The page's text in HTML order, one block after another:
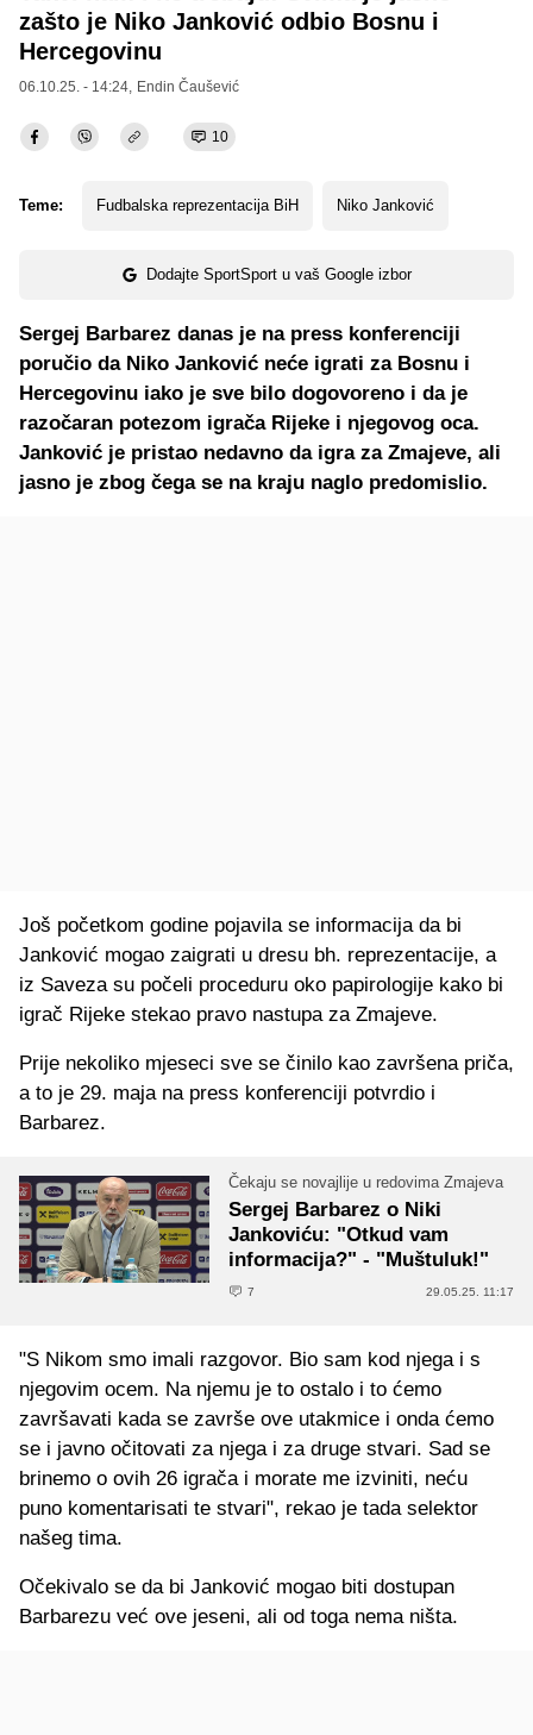
zašto je Niko Janković odbio Bosnu i
Hercegovinu
06.10.25. - 14:24, Endin Čaušević
10
Teme: Fudbalska reprezentacija BiH Niko Janković
Dodajte SportSport u vaš Google izbor
Sergej Barbarez danas je na press konferenciji
poručio da Niko Janković neće igrati za Bosnu i
Hercegovinu iako je sve bilo dogovoreno i da je
razočaran potezom igrača Rijeke i njegovog oca.
Janković je pristao nedavno da igra za Zmajeve, ali
jasno je zbog čega se na kraju naglo predomislio.
Još početkom godine pojavila se informacija da bi
Janković mogao zaigrati u dresu bh. reprezentacije, a
iz Saveza su počeli proceduru oko papirologije kako bi
igrač Rijeke stekao pravo nastupa za Zmajeve.
Prije nekoliko mjeseci sve se činilo kao završena priča,
a to je 29. maja na press konferenciji potvrdio i
Barbarez.
Čekaju se novajlije u redovima Zmajeva
Sergej Barbarez o Niki
Jankoviću: "Otkud vam
informacija?" - "Muštuluk!"
7 29.05.25. 11:17
"S Nikom smo imali razgovor. Bio sam kod njega i s
njegovim ocem. Na njemu je to ostalo i to ćemo
završavati kada se završe ove utakmice i onda ćemo
se i javno očitovati za njega i za druge stvari. Sad se
brinemo o ovih 26 igrača i morate me izviniti, neću
puno komentarisati te stvari", rekao je tada selektor
našeg tima.
Očekivalo se da bi Janković mogao biti dostupan
Barbarezu već ove jeseni, ali od toga nema ništa.